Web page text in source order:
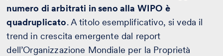
numero di arbitrati in seno alla WIPO è
quadruplicato. A titolo esemplificativo, si veda il
trend in crescita emergente dal report
dell’Organizzazione Mondiale per la Proprietà